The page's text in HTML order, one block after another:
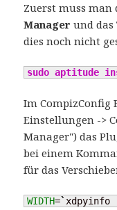
Zuerst muss man
Manager und
dies noch nicht
sudo aptitude
Im CompizConfig
Einstellungen ->
Manager") das
bei einem
für das
WIDTH=` xdpyinfo